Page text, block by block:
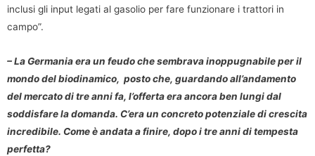
inclusi gli input legati al gasolio per fare funzionare i trattori in
campo”.
– La Germania era un feudo che sembrava inoppugnabile per il
mondo del biodinamico, posto che, guardando all’andamento
del mercato di tre anni fa, l’offerta era ancora ben lungi dal
soddisfare la domanda. C’era un concreto potenziale di crescita
incredibile. Come è andata a finire, dopo i tre anni di tempesta
perfetta?